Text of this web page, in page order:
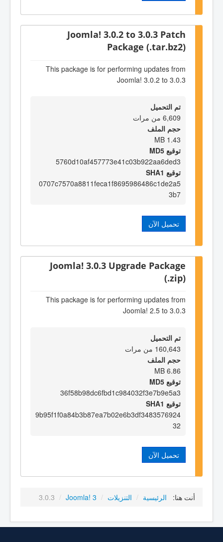
Joomla! 3.0.2 to 3.0.3 Patch
Package (.tar.bz2)
This package is for performing updates from
Joomla! 3.0.2 to 3.0.3
تم التحميل
6,609 من مرات
حجم الملف
1.43 MB
توقيع MD5
5760d10af457773e41c03b922aa6ded3
توقيع SHA1
0707c7570a8811feca1f8695986486c1de2a5
3b7
تحميل الآن
Joomla! 3.0.3 Upgrade Package
(.zip)
This package is for performing updates from
Joomla! 2.5 to 3.0.3
تم التحميل
160,643 من مرات
حجم الملف
6.86 MB
توقيع MD5
36f58b98dc6fbd1c984032f3e7b9e5a3
توقيع SHA1
9b95f1f0a84b3b87ea7b02e6b3df3483576924
32
تحميل الآن
أنت هنا: الرئيسية / التنزيلات /
Joomla! 3
/
3.0.3